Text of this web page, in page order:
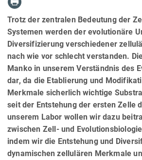
Trotz der zentralen Bedeutung der
Systemen werden der evolutionäre
Diversifizierung verschiedener
nach wie vor schlecht verstanden.
Manko in unserem Verständnis des
dar, da die Etablierung und
Merkmale sicherlich wichtige
seit der Entstehung der ersten Zelle
unserem Labor wollen wir dazu
zwischen Zell- und
indem wir die Entstehung und
dynamischen zellulären Merkmale